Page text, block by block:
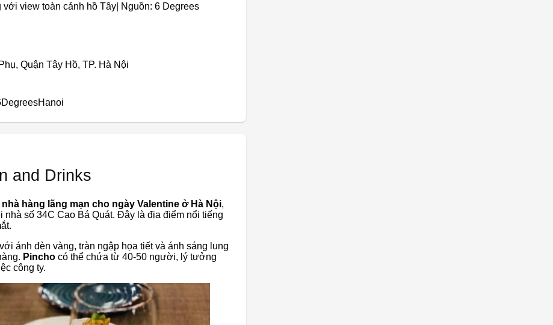
với view toàn cảnh hồ Tây| Nguồn: 6 Degrees
Quận Tây Hồ, TP. Hà Nội
and Drinks
nhà hàng lãng mạn cho ngày Valentine ở Hà Nội,
số 34C Cao Bá Quát. Đây là địa điểm nổi tiếng
ánh đèn vàng, tràn ngập họa tiết và ánh sáng lung
Pincho có thể chứa từ 40-50 người, lý tưởng
công ty.